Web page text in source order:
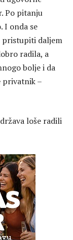
Po pitanju
I onda se
pristupiti daljem
radila, a
bolje i da
privatnik –
loše radili